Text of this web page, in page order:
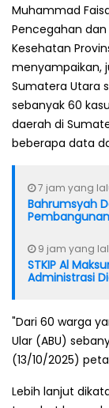
Muhammad
Pencegahan dan
Kesehatan
menyampaikan,
Sumatera Utara
sebanyak 60
daerah di
beberapa data
7 jam yang
Bahrumsyah
9 jam yang
STKIP Al
Administrasi
"Dari 60 warga
Ular (ABU)
(13/10/2025)
Lebih lanjut